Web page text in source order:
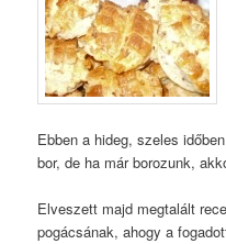
Ebben a hideg, szeles
bor, de ha már borozunk,
Elveszett majd megtalált
pogácsának, ahogy a